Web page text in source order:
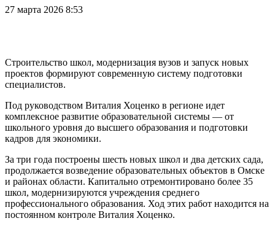
27 марта 2026 8:53
Строительство школ, модернизация вузов и запуск новых
проектов формируют современную систему подготовки
специалистов.
Под руководством Виталия Хоценко в регионе идет
комплексное развитие образовательной системы — от
школьного уровня до высшего образования и подготовки
кадров для экономики.
За три года построены шесть новых школ и два детских сада,
продолжается возведение образовательных объектов в Омске
и районах области. Капитально отремонтировано более 35
школ, модернизируются учреждения среднего
профессионального образования. Ход этих работ находится на
постоянном контроле Виталия Хоценко.